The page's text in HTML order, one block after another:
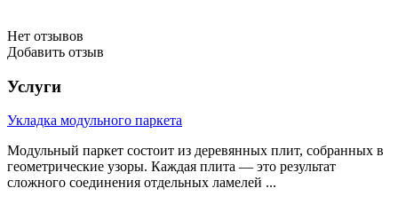
Нет отзывов
Добавить отзыв
Услуги
Укладка модульного паркета
Модульный паркет состоит из деревянных плит, собранных в
геометрические узоры. Каждая плита — это результат
сложного соединения отдельных ламелей ...